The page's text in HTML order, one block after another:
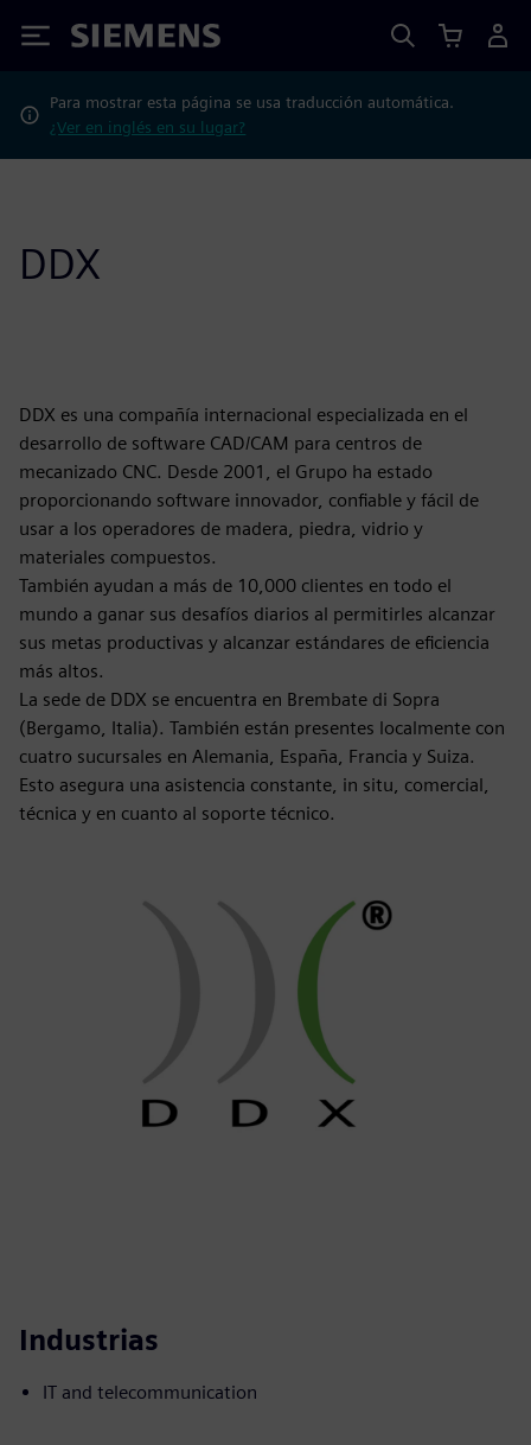
Siemens
Para mostrar esta página se usa traducción automática.
¿Ver en inglés en su lugar?
DDX
DDX es una compañía internacional especializada en el
desarrollo de software CAD/CAM para centros de
mecanizado CNC. Desde 2001, el Grupo ha estado
proporcionando software innovador, confiable y fácil de
usar a los operadores de madera, piedra, vidrio y
materiales compuestos.
También ayudan a más de 10,000 clientes en todo el
mundo a ganar sus desafíos diarios al permitirles alcanzar
sus metas productivas y alcanzar estándares de eficiencia
más altos.
La sede de DDX se encuentra en Brembate di Sopra
(Bergamo, Italia). También están presentes localmente con
cuatro sucursales en Alemania, España, Francia y Suiza.
Esto asegura una asistencia constante, in situ, comercial,
técnica y en cuanto al soporte técnico.
Industrias
IT and telecommunication